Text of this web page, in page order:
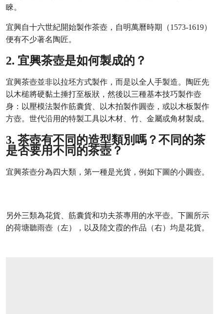
睞。
宜興自十六世紀開始製作茶壺，自明萬曆時期（1573-1619）
便有不少著名陶匠。
2. 宜興茶壺是如何製成的？
宜興茶壺並非以拉坯方式製作，而是以全人手製造。陶匠先
以木槌將硬黏土捶打至板狀，然後以三種基本技巧製作壺
身：以壓模法製作筋囊貨、以木拍製作圓壺，或以木板製作
方壺。世代沿用的特製工具以木材、竹、金屬或角材製成。
3. 茶壺有不同的造型類別嗎？不同的茶
是否要用不同的茶壺？
宜興茶壺分為四大類，第一種是光貨，例如下圖的小圓壺。
另外三類為花貨、筋囊貨和功夫茶專用的水平壺。下圖所示
的荷塘聽雨壺（左），以及陸文霞的作品（右）均是花貨。